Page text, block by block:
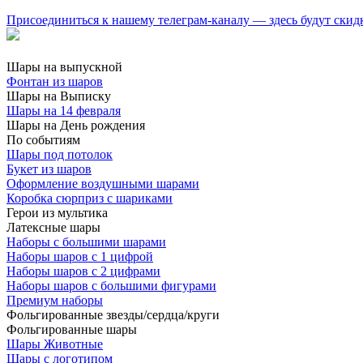
Присоединиться к нашему телеграм-каналу — здесь будут
Шары на выпускной
Фонтан из шаров
Шары на Выписку
Шары на 14 февраля
Шары на День рождения
По событиям
Шары под потолок
Букет из шаров
Оформление воздушными шарами
Коробка сюрприз с шариками
Герои из мультика
Латексные шары
Наборы с большими шарами
Наборы шаров с 1 цифрой
Наборы шаров с 2 цифрами
Наборы шаров с большими фигурами
Премиум наборы
Фольгированные звезды/сердца/круги
Фольгированные шары
Шары Животные
Шары с логотипом